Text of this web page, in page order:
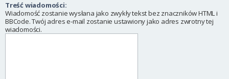
Treść wiadomości:
Wiadomość zostanie wysłana jako zwykły tekst bez znaczników HTML i
BBCode. Twój adres e-mail zostanie ustawiony jako adres zwrotny tej
wiadomości.